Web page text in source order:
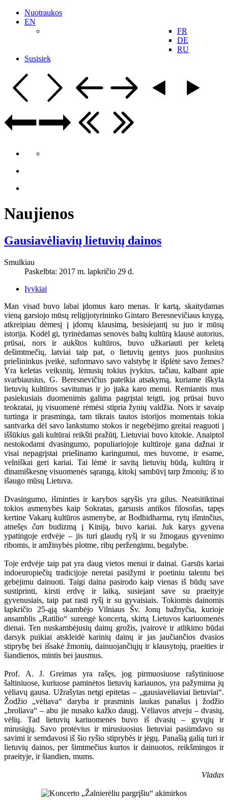
Nuotraukos
EN
FR
DE
RU
Susisiek
Naujienos
Gausiavėliavių lietuvių dainos
Smulkiau
Paskelbta: 2017 m. lapkričio 29 d.
Įvykiai
Man visad buvo labai įdomus karo menas. Ir kartą, skaitydamas
vieną garsiojo mūsų religijotyrininko Gintaro Beresnevičiaus knygą,
atkreipiau dėmesį į įdomų klausimą, besisiejantį su juo ir mūsų
istorija. Kodėl gi, tyrinėdamas senovės baltų kultūrą klausė autorius,
prūsai, nors ir aukštos kultūros, buvo užkariauti per keletą
dešimtmečių, latviai taip pat, o lietuvių gentys juos puolusius
priešininkus įveikė, suformavo savo valstybę ir išplėtė savo žemes?
Yra keletas veiksnių, lėmusių tokius įvykius, tačiau, kalbant apie
svarbiausius, G. Beresnevičius pateikia atsakymą, kuriame iškyla
lietuvių kultūros savitumas ir jo įtaka karo menui. Remiantis mus
pasiekusiais duomenimis galima pagrįstai teigti, jog prūsai buvo
teokratai, jų visuomenė rėmėsi stipria žynių valdžia. Nors ir savaip
turtinga ir prasminga, tam tikrais tautos istorijos momentais tokia
santvarka dėl savo lankstumo stokos ir negebėjimo greitai reaguoti į
iššūkius gali kultūrai reikšti pražūtį. Lietuviai buvo kitokie. Anaiptol
nestokodami dvasingumo, populiariojoje kultūroje gana dažnai ir
visai nepagrįstai priešinamo karingumui, mes buvome, ir esame,
velniškai geri kariai. Tai lėmė ir savitą lietuvių būdą, kultūrą ir
dinamiškesnę visuomenės sąrangą, kitokį sambūvį tarp žmonių; iš to
išaugo mūsų Lietuva.
Dvasingumo, išminties ir karybos sąryšis yra gilus. Neatsitiktinai
tokios asmenybės kaip Sokratas, garsusis antikos filosofas, tapęs
kertine Vakarų kultūros asmenybe, ar Bodhidharma, rytų išminčius,
atnešęs čan budizmą į Kiniją, buvo kariai. Juk karys gyvena
ypatingoje erdvėje – jis turi glaudų ryšį ir su žmogaus gyvenimo
ribomis, ir amžinybės plotme, ribų peržengimu, begalybe.
Toje erdvėje taip pat yra daug vietos menui ir dainai. Garsūs kariai
indoeuropiečių tradicijoje neretai pasižymi ir poetiniu talentu bei
gebėjimu dainuoti. Taigi daina pasirodo kaip vienas iš būdų save
sustiprinti, kirsti erdvę ir laiką, susiejant save su praeityje
gyvenusiais, taip pat rasti ryšį ir su gyvaisiais. Tokiomis dainomis
lapkričio 25-ąją skambėjo Vilniaus Šv. Jonų bažnyčia, kurioje
ansamblis „Ratilio“ surengė koncertą, skirtą Lietuvos kariuomenės
dienai. Ten nuskambėjusių dainų grožis, įvairovė ir atlikimo būdai
darsyk puikiai atskleidė karinių dainų ir jas jaučiančios dvasios
stiprybę bei išsakė žmonių, dainuojančiųjų ir klausytojų, praeities ir
šiandienos, mintis bei jausmus.
Prof. A. J. Greimas yra rašęs, jog pirmuosiuose rašytiniuose
šaltiniuose, kuriuose paminėtos lietuvių kariaunos, yra pažymima jų
vėliavų gausa. Užrašytas netgi epitetas – „gausiavėliaviai lietuviai“.
Žodžio „vėliava“ daryba ir prasminis laukas panašus į žodžio
„broliava“ – abu jie nusako kažko daugį. Vėliavos atveju – dvasių,
vėlių. Tad lietuvių kariuomenės buvo iš dvasių – gyvųjų ir
mirusiųjų. Savo protėvius ir mirusiuosius lietuviai pasiimdavo su
savimi ir semdavosi iš šio ryšio stiprybės ir jėgų. Panašią galią turi ir
lietuvių dainos, per šimtmečius kurtos ir dainuotos, reikšmingos ir
praeityje, ir šiandien, mums.
Vladas